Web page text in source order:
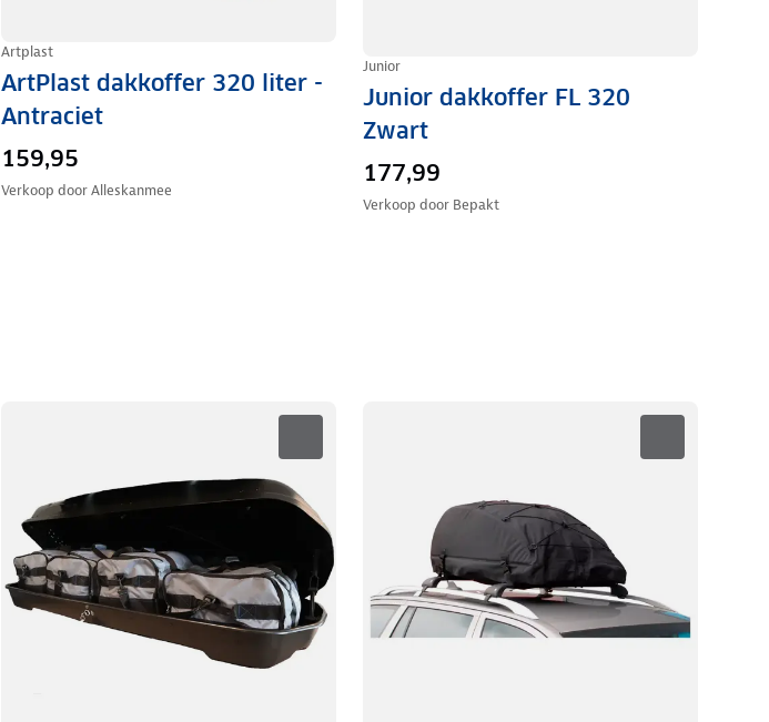
Artplast
ArtPlast dakkoffer 320 liter -
Antraciet
159,95
Verkoop doorAlleskanmee
Junior
Junior dakkoffer FL 320
Zwart
177,99
Verkoop door Bepakt